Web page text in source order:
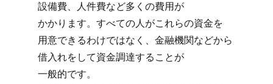
設備費、​人件費など​多くの​費用が​
かかります。​すべての​人が​これらの​資金を​
用意できるわけではなく、​金融機関などから​
借入れを​して​資金調達する​ことが​
一般的です。